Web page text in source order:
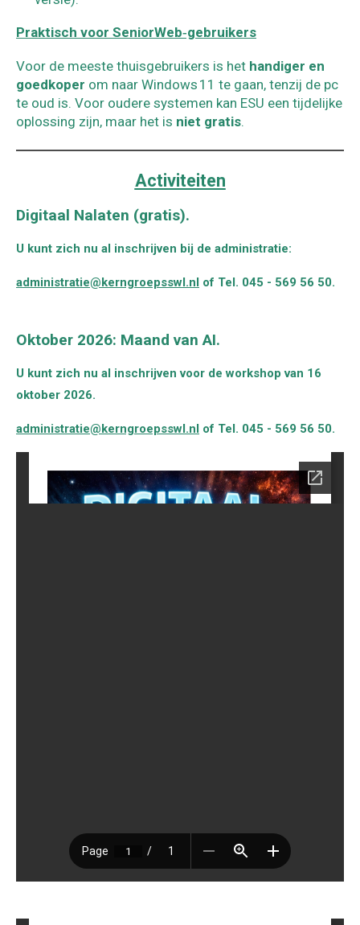
Praktisch voor SeniorWeb‑gebruikers
Voor de meeste thuisgebruikers is het handiger en
goedkoper om naar Windows 11 te gaan, tenzij de pc
te oud is. Voor oudere systemen kan ESU een tijdelijke
oplossing zijn, maar het is niet gratis.
Activiteiten
Digitaal Nalaten (gratis).
U kunt zich nu al inschrijven bij de administratie:
administratie@kerngroepsswl.nl of Tel. 045 - 569 56 50.
Oktober 2026: Maand van AI.
U kunt zich nu al inschrijven voor de workshop van 16
oktober 2026.
administratie@kerngroepsswl.nl of Tel. 045 - 569 56 50.